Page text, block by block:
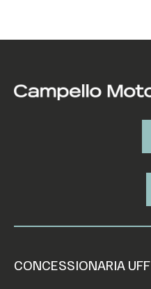
CONCESSIONARIA